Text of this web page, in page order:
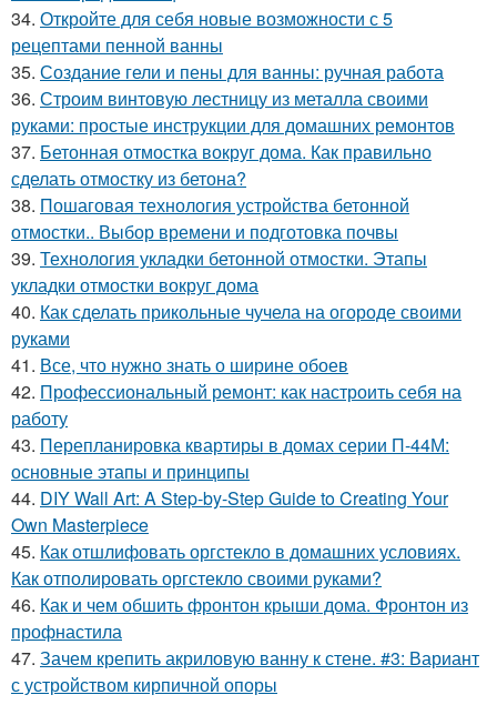
34. Откройте для себя новые возможности с 5
рецептами пенной ванны
35. Создание гели и пены для ванны: ручная работа
36. Строим винтовую лестницу из металла своими
руками: простые инструкции для домашних ремонтов
37. Бетонная отмостка вокруг дома. Как правильно
сделать отмостку из бетона?
38. Пошаговая технология устройства бетонной
отмостки.. Выбор времени и подготовка почвы
39. Технология укладки бетонной отмостки. Этапы
укладки отмостки вокруг дома
40. Как сделать прикольные чучела на огороде своими
руками
41. Все, что нужно знать о ширине обоев
42. Профессиональный ремонт: как настроить себя на
работу
43. Перепланировка квартиры в домах серии П-44М:
основные этапы и принципы
44. DIY Wall Art: A Step-by-Step Guide to Creating Your
Own Masterpiece
45. Как отшлифовать оргстекло в домашних условиях.
Как отполировать оргстекло своими руками?
46. Как и чем обшить фронтон крыши дома. Фронтон из
профнастила
47. Зачем крепить акриловую ванну к стене. #3: Вариант
с устройством кирпичной опоры